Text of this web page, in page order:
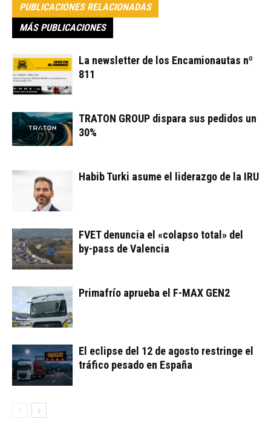
PUBLICACIONES RELACIONADAS
MÁS PUBLICACIONES
La newsletter de los Encamionautas nº
811
TRATON GROUP dispara sus pedidos un
30%
Habib Turki asume el liderazgo de la IRU
FVET denuncia el «colapso total» del
by-pass de Valencia
Primafrío aprueba el F-MAX GEN2
El eclipse del 12 de agosto restringe el
tráfico pesado en España